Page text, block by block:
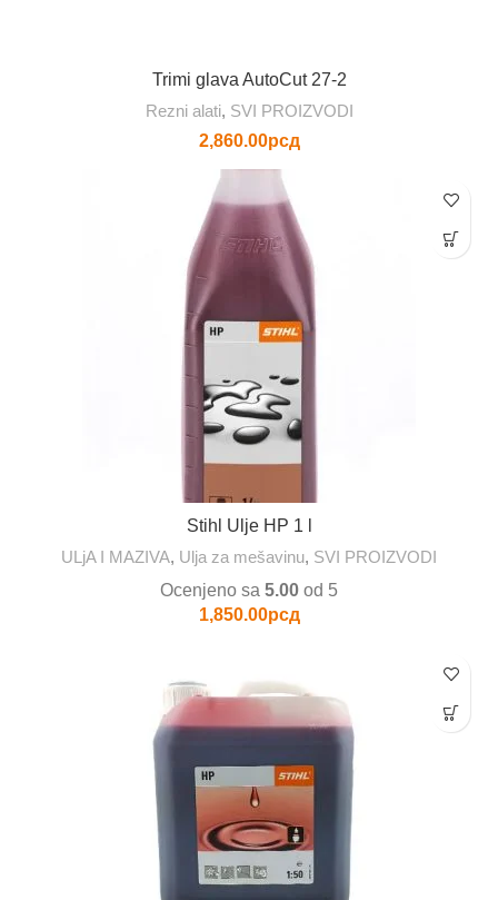
Trimi glava AutoCut 27-2
Rezni alati, SVI PROIZVODI
2,860.00рсд
Stihl Ulje HP 1 l
ULjA I MAZIVA, Ulja za mešavinu, SVI PROIZVODI
1,850.00рсд
Ocenjeno sa 5.00 od 5